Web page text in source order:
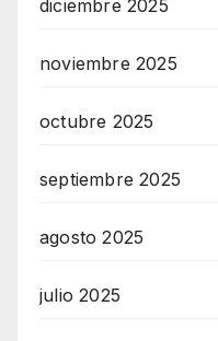
diciembre 2025
noviembre 2025
octubre 2025
septiembre 2025
agosto 2025
julio 2025